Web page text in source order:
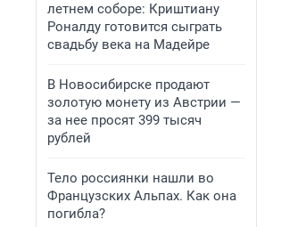
летнем соборе: Криштиану
Роналду готовится сыграть
свадьбу века на Мадейре
В Новосибирске продают
золотую монету из Австрии —
за нее просят 399 тысяч
рублей
Тело россиянки нашли во
Французских Альпах. Как она
погибла?